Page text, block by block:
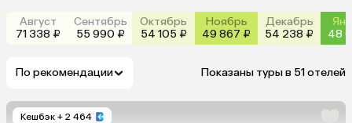
Август
71 338 ₽
Сентябрь
55 990 ₽
Октябрь
54 105 ₽
Ноябрь
49 867 ₽
Декабрь
54 238 ₽
48
По рекомендации Показаны туры в 51 отелей
Кешбэк + 2 464